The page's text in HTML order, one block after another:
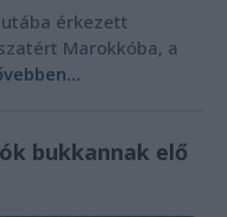
érkezett
Marokkóba, a
bukkannak elő